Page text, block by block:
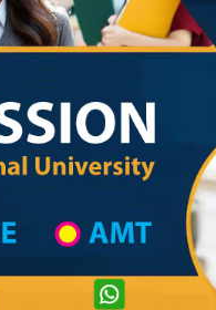
University College
জাতীয় বিশ্ববিদ্যালয় ২০২৫-২৬
Admission